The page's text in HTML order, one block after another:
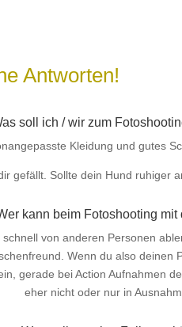
Antworten!
soll ich / wir zum
Kleidung und gutes
gefällt. Sollte dein Hund ruhiger
kann beim Fotoshooting mit
von anderen Personen
Wenn du also
gerade bei Action Aufnahmen
eher nicht oder nur in